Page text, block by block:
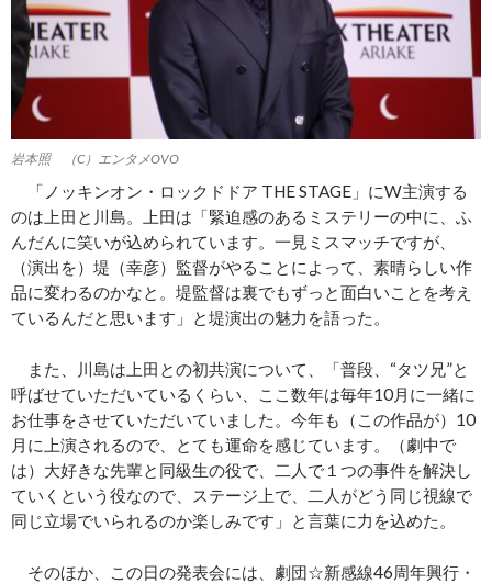
岩本照 （C）エンタメOVO
「ノッキンオン・ロックドドア THE STAGE」にW主演する
のは上田と川島。上田は「緊迫感のあるミステリーの中に、ふ
んだんに笑いが込められています。一見ミスマッチですが、
（演出を）堤（幸彦）監督がやることによって、素晴らしい作
品に変わるのかなと。堤監督は裏でもずっと面白いことを考え
ているんだと思います」と堤演出の魅力を語った。
また、川島は上田との初共演について、「普段、“タツ兄”と
呼ばせていただいているくらい、ここ数年は毎年10月に一緒に
お仕事をさせていただいていました。今年も（この作品が）10
月に上演されるので、とても運命を感じています。（劇中で
は）大好きな先輩と同級生の役で、二人で１つの事件を解決し
ていくという役なので、ステージ上で、二人がどう同じ視線で
同じ立場でいられるのか楽しみです」と言葉に力を込めた。
そのほか、この日の発表会には、劇団☆新感線46周年興行・